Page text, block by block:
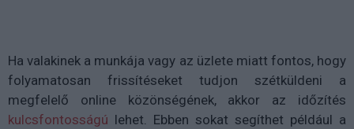
Ha valakinek a munkája vagy az üzlete miatt fontos, hogy
folyamatosan frissítéseket tudjon szétküldeni a
megfelelő online közönségének, akkor az időzítés
kulcsfontosságú lehet. Ebben sokat segíthet például a